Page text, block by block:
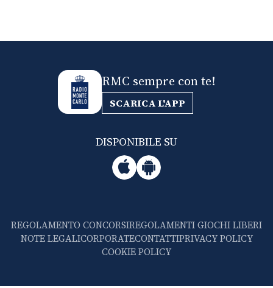
RMC sempre con te!
SCARICA L'APP
DISPONIBILE SU
REGOLAMENTO CONCORSIREGOLAMENTI GIOCHI LIBERI
NOTE LEGALICORPORATECONTATTIPRIVACY POLICY
COOKIE POLICY